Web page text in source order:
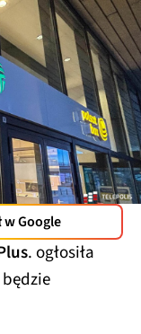
Google
. ogłosiła
będzie